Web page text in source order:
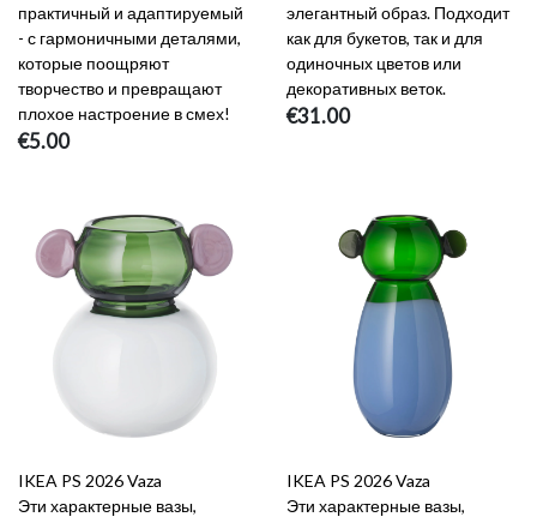
практичный и адаптируемый
- с гармоничными деталями,
которые поощряют
творчество и превращают
плохое настроение в смех!
€5.00
элегантный образ. Подходит
как для букетов, так и для
одиночных цветов или
декоративных веток.
€31.00
IKEA PS 2026 Vaza
Эти характерные вазы,
IKEA PS 2026 Vaza
Эти характерные вазы,